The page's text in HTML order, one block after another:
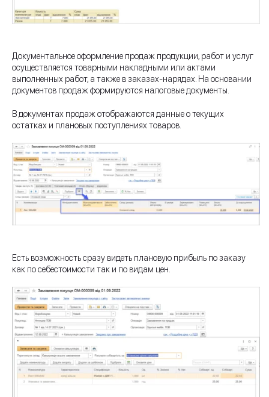
Документальное оформление продаж продукции, работ и услуг
осуществляется товарными накладными или актами
выполненных работ, а также в заказах-нарядах. На основании
документов продаж формируются налоговые документы.
В документах продаж отображаются данные о текущих
остатках и плановых поступлениях товаров.
Есть возможность сразу видеть плановую прибыль по заказу
как по себестоимости так и по видам цен.